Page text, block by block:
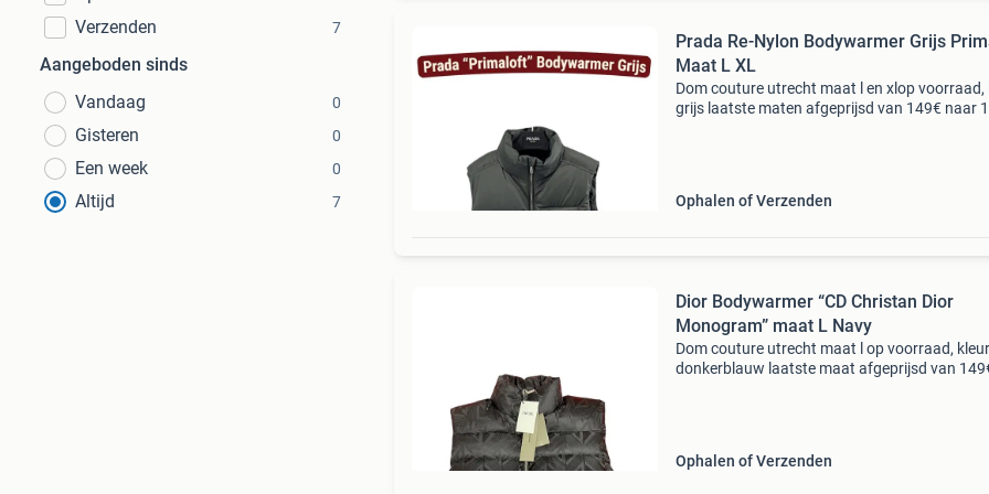
Verzenden 7
Aangeboden sinds
Vandaag
0
Gisteren 0
Een week 0
Altijd 7
Prada Re-Nylon Bodywarmer Grijs
Maat L XL
Dom couture utrecht maat l en xlop voorraad,
grijs laatste maten afgeprijsd van 149€ naar
Ophalen of Verzenden
Dior Bodywarmer “CD Christan Dior
Monogram” maat L Navy
Dom couture utrecht maat l op voorraad, kleur
donkerblauw laatste maat afgeprijsd van
Ophalen of Verzenden